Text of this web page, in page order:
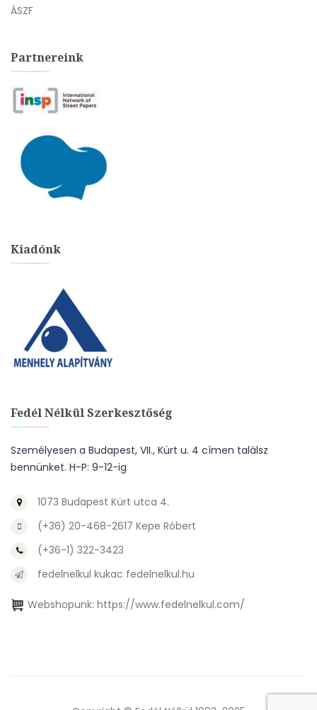
ÁSZF
Partnereink
Kiadónk
Fedél Nélkül Szerkesztőség
Személyesen a Budapest, VII., Kürt u. 4 címen találsz
bennünket. H-P: 9-12-ig
1073 Budapest Kürt utca 4.
(+36) 20-468-2617 Kepe Róbert
(+36-1) 322-3423
fedelnelkul kukac fedelnelkul.hu
Webshopunk: https://www.fedelnelkul.com/